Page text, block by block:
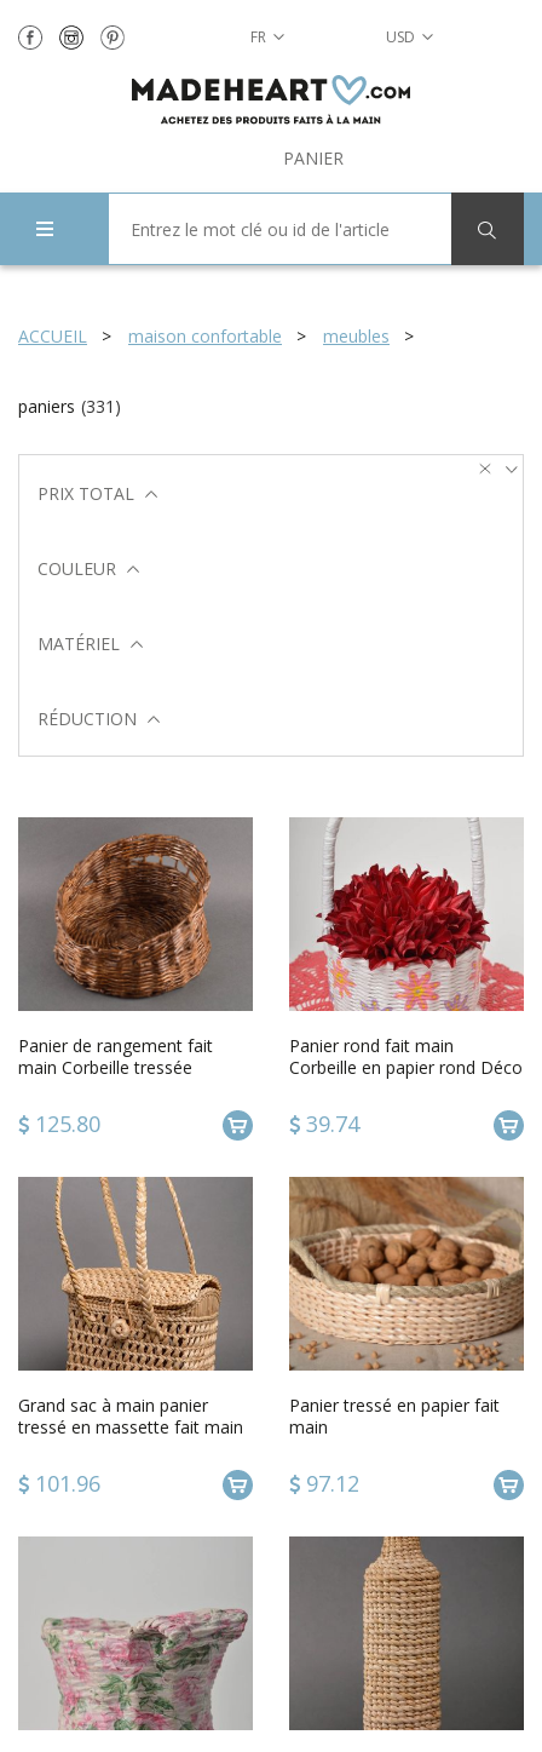
FR USD
PANIER
ACCUEIL maison confortable meubles
paniers (331 )
PRIX TOTAL
COULEUR
MATÉRIEL
RÉDUCTION
Panier de rangement fait
main Corbeille tressée
125.80
Panier rond fait main
Corbeille en papier rond Déco
39.74
Grand sac à main panier
tressé en massette fait main
101.96
Panier tressé en papier fait
main
97.12